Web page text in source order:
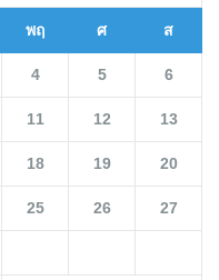
พฤ ศ ส
4 5 6
11 12 13
18 19 20
25 26 27